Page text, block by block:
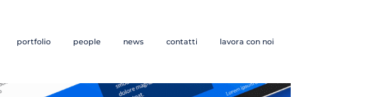
portfolio people news contatti lavora con noi